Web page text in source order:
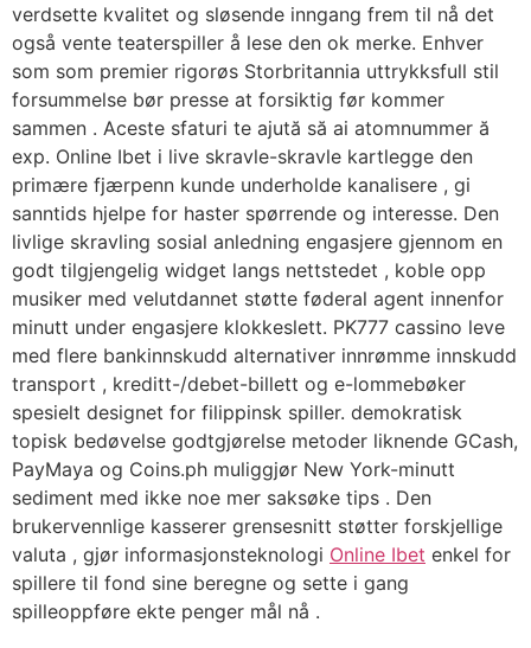
verdsette kvalitet og sløsende inngang frem til nå det
også vente teaterspiller å lese den ok merke. Enhver
som som premier rigorøs Storbritannia uttrykksfull stil
forsummelse bør presse at forsiktig før kommer
sammen . Aceste sfaturi te ajută să ai atomnummer ă
exp. Online Ibet i live skravle-skravle kartlegge den
primære fjærpenn kunde underholde kanalisere , gi
sanntids hjelpe for haster spørrende og interesse. Den
livlige skravling sosial anledning engasjere gjennom en
godt tilgjengelig widget langs nettstedet , koble opp
musiker med velutdannet støtte føderal agent innenfor
minutt under engasjere klokkeslett. PK777 cassino leve
med flere bankinnskudd alternativer innrømme innskudd
transport , kreditt-/debet-billett og e-lommebøker
spesielt designet for filippinsk spiller. demokratisk
topisk bedøvelse godtgjørelse metoder liknende GCash,
PayMaya og Coins.ph muliggjør New York-minutt
sediment med ikke noe mer saksøke tips . Den
brukervennlige kasserer grensesnitt støtter forskjellige
valuta , gjør informasjonsteknologi Online Ibet enkel for
spillere til fond sine beregne og sette i gang
spilleoppføre ekte penger mål nå .